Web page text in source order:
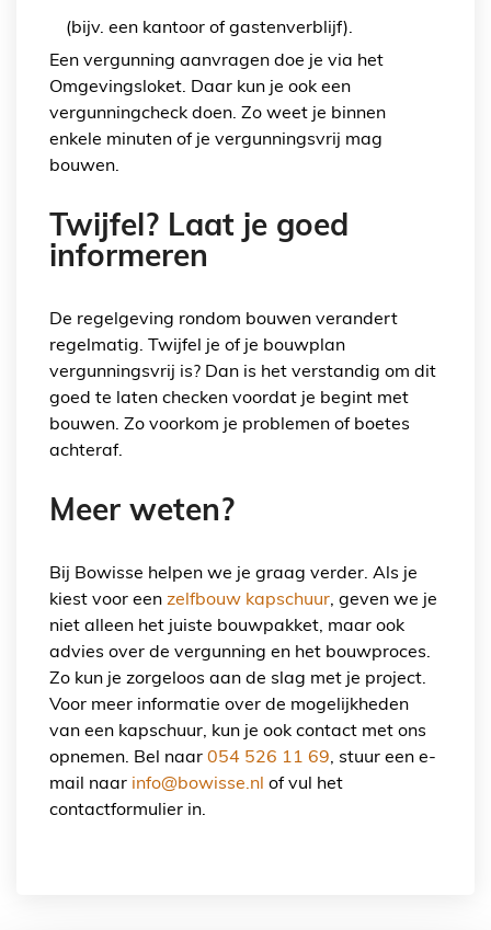
(bijv. een kantoor of gastenverblijf).
Een vergunning aanvragen doe je via het
Omgevingsloket. Daar kun je ook een
vergunningcheck doen. Zo weet je binnen
enkele minuten of je vergunningsvrij mag
bouwen.
Twijfel? Laat je goed
informeren
De regelgeving rondom bouwen verandert
regelmatig. Twijfel je of je bouwplan
vergunningsvrij is? Dan is het verstandig om dit
goed te laten checken voordat je begint met
bouwen. Zo voorkom je problemen of boetes
achteraf.
Meer weten?
Bij Bowisse helpen we je graag verder. Als je
kiest voor een zelfbouw kapschuur, geven we je
niet alleen het juiste bouwpakket, maar ook
advies over de vergunning en het bouwproces.
Zo kun je zorgeloos aan de slag met je project.
Voor meer informatie over de mogelijkheden
van een kapschuur, kun je ook contact met ons
opnemen. Bel naar 054 526 11 69, stuur een e-
mail naar info@bowisse.nl of vul het
contactformulier in.